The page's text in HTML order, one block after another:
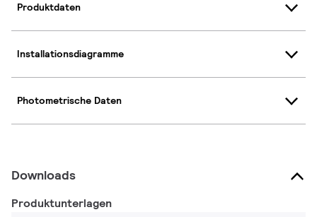
Produktdaten
Installationsdiagramme
Photometrische Daten
Downloads
Produktunterlagen